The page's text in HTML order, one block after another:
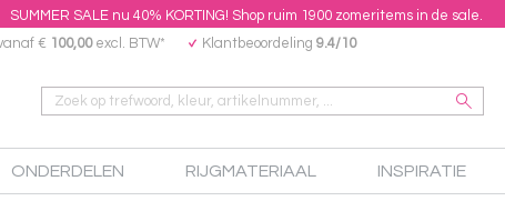
SUMMER SALE nu 40% KORTING! Shop ruim 1900 zomeritems in de sale.
€ 100,00excl. BTW* Klantbeoordeling 9.4/10
ONDERDELEN RIJGMATERIAAL INSPIRATIE